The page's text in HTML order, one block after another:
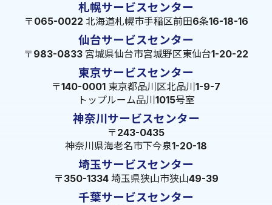
札幌サービスセンター
〒065-0022 北海道札幌市手稲区前田6条16-18-16
仙台サービスセンター
〒983-0833 宮城県仙台市宮城野区東仙台1-20-22
東京サービスセンター
〒140-0001 東京都品川区北品川1-9-7
トップルーム品川1015号室
神奈川サービスセンター
〒243-0435
神奈川県海老名市下今泉1-20-18
埼玉サービスセンター
〒350-1334 埼玉県狭山市狭山49-39
千葉サービスセンター